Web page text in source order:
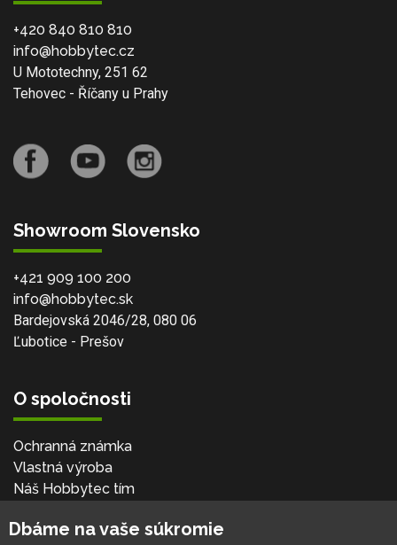
+420 840 810 810
info@hobbytec.cz
U Mototechny, 251 62
Tehovec - Říčany u Prahy
Showroom Slovensko
+421 909 100 200
info@hobbytec.sk
Bardejovská 2046/28, 080 06
Ľubotice - Prešov
O spoločnosti
Ochranná známka
Vlastná výroba
Náš Hobbytec tím
Naša história
Dbáme na vaše súkromie